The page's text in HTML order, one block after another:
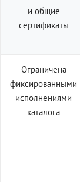
и общие
сертификаты
Ограничена
фиксированными
исполнениями
каталога